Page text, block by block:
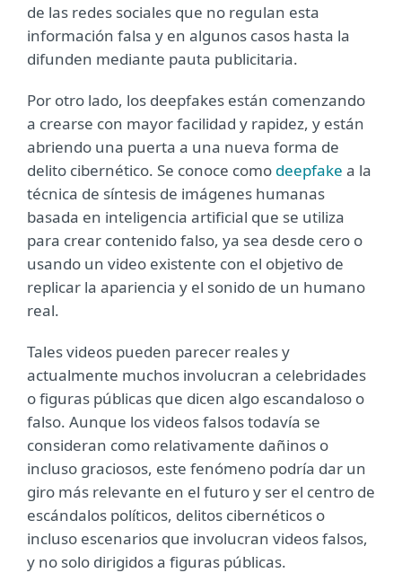
de las redes sociales que no regulan esta
información falsa y en algunos casos hasta la
difunden mediante pauta publicitaria.
Por otro lado, los deepfakes están comenzando
a crearse con mayor facilidad y rapidez, y están
abriendo una puerta a una nueva forma de
delito cibernético. Se conoce como deepfake a la
técnica de síntesis de imágenes humanas
basada en inteligencia artificial que se utiliza
para crear contenido falso, ya sea desde cero o
usando un video existente con el objetivo de
replicar la apariencia y el sonido de un humano
real.
Tales videos pueden parecer reales y
actualmente muchos involucran a celebridades
o figuras públicas que dicen algo escandaloso o
falso. Aunque los videos falsos todavía se
consideran como relativamente dañinos o
incluso graciosos, este fenómeno podría dar un
giro más relevante en el futuro y ser el centro de
escándalos políticos, delitos cibernéticos o
incluso escenarios que involucran videos falsos,
y no solo dirigidos a figuras públicas.